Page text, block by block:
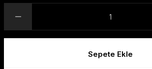
Sepete Ekle